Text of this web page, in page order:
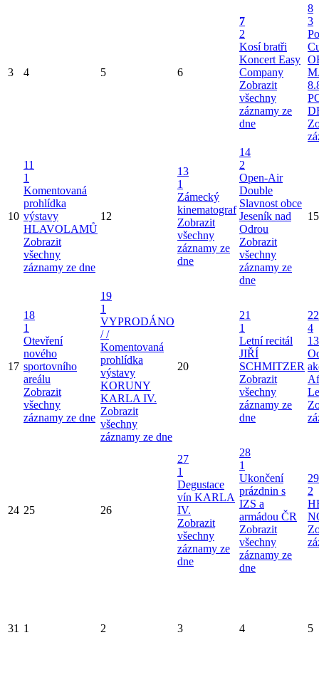
3 4 5 6
7
2
Kosí bratři
Koncert Easy
Company
Zobrazit
všechny
záznamy ze
dne
8
3
10
11
1
Komentovaná
prohlídka
výstavy
HLAVOLAMŮ
Zobrazit
všechny
záznamy ze dne
12
13
1
Zámecký
kinematograf
Zobrazit
všechny
záznamy ze
dne
14
2
Open-Air
Double
Slavnost obce
Jeseník nad
Odrou
Zobrazit
všechny
záznamy ze
dne
15
17
18
1
Otevření
nového
sportovního
areálu
Zobrazit
všechny
záznamy ze dne
19
1
VYPRODÁNO
/ /
Komentovaná
prohlídka
výstavy
KORUNY
KARLA IV.
Zobrazit
všechny
záznamy ze dne
20
21
1
Letní recitál
JIŘÍ
SCHMITZER
Zobrazit
všechny
záznamy ze
dne
22
4
24 25 26
27
1
Degustace
vín KARLA
IV.
Zobrazit
všechny
záznamy ze
dne
28
1
Ukončení
prázdnin s
IZS a
armádou ČR
Zobrazit
všechny
záznamy ze
dne
29
2
31 1 2 3 4 5